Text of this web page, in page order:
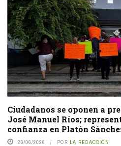
Ciudadanos se oponen a
José Manuel Ríos;
confianza en Platón
26/06/2026 POR LA REDACCIÓN